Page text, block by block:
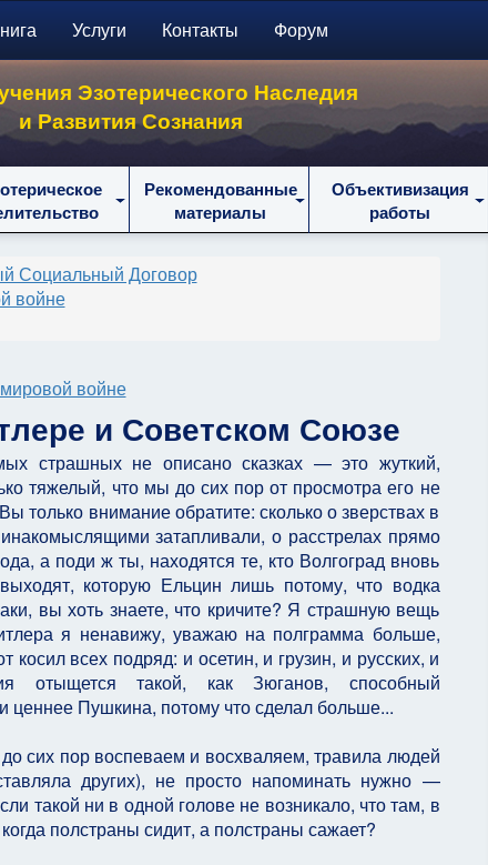
Услуги Контакты Форум
Эзотерического Наследия
и Развития Сознания
Рекомендованные
материалы
Объективизация
работы
Социальный Договор
войне
войне
и Советском Союзе
страшных не описано сказках — это жуткий,
тяжелый, что мы до сих пор от просмотра его не
только внимание обратите: сколько о зверствах в
затапливали, о расстрелах прямо
а поди ж ты, находятся те, кто Волгоград вновь
которую Ельцин лишь потому, что водка
вы хоть знаете, что кричите? Я страшную вещь
я ненавижу, уважаю на полграмма больше,
всех подряд: и осетин, и грузин, и русских, и
отыщется такой, как Зюганов, способный
ценнее Пушкина, потому что сделал больше...
сих пор воспеваем и восхваляем, травила людей
других), не просто напоминать нужно —
такой ни в одной голове не возникало, что там, в
полстраны сидит, а полстраны сажает?